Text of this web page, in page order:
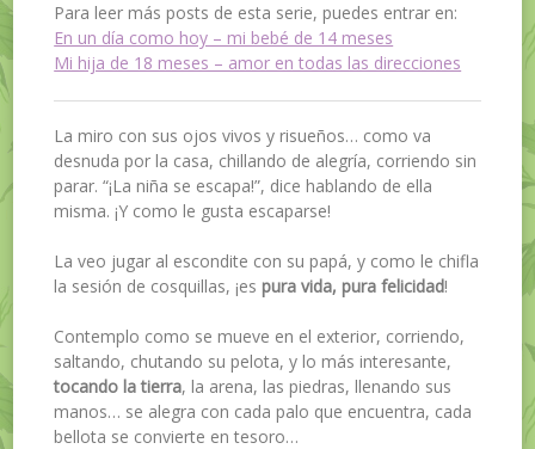
Para leer más posts de esta serie, puedes entrar en:
En un día como hoy – mi bebé de 14 meses
Mi hija de 18 meses – amor en todas las direcciones
La miro con sus ojos vivos y risueños… como va
desnuda por la casa, chillando de alegría, corriendo sin
parar. “¡La niña se escapa!”, dice hablando de ella
misma. ¡Y como le gusta escaparse!
La veo jugar al escondite con su papá, y como le chifla
la sesión de cosquillas, ¡es pura vida, pura felicidad!
Contemplo como se mueve en el exterior, corriendo,
saltando, chutando su pelota, y lo más interesante,
tocando la tierra, la arena, las piedras, llenando sus
manos… se alegra con cada palo que encuentra, cada
bellota se convierte en tesoro…